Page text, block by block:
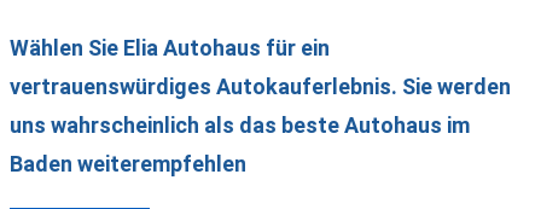
Wählen Sie Elia Autohaus für ein
vertrauenswürdiges Autokauferlebnis. Sie werden
uns wahrscheinlich als das beste Autohaus im
Baden weiterempfehlen